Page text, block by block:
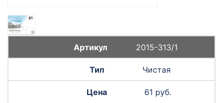
2015-313/1
Чистая
61 руб.